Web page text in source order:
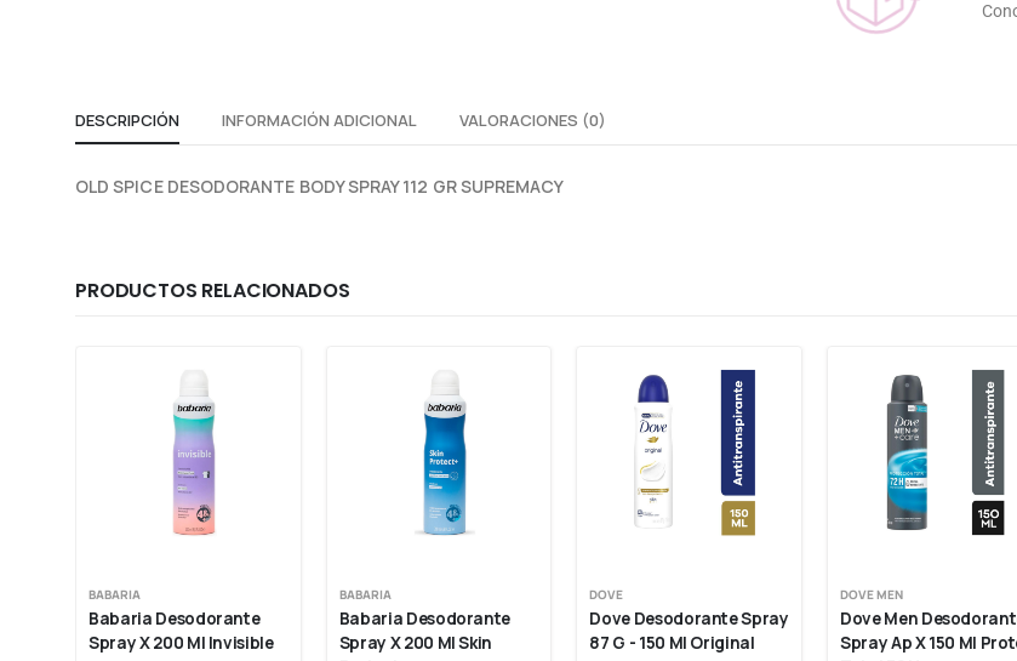
DESCRIPCIÓN INFORMACIÓN ADICIONAL VALORACIONES (0)
OLD SPICE DESODORANTE BODY SPRAY 112 GR SUPREMACY
PRODUCTOS RELACIONADOS
BABARIA
Babaria Desodorante
Spray X 200 Ml Invisible
BABARIA
Babaria Desodorante
Spray X 200 Ml Skin
DOVE
Dove Desodorante Spray
87 G - 150 Ml Original
DOVE MEN
Dove Men
Spray Ap X 150 Ml